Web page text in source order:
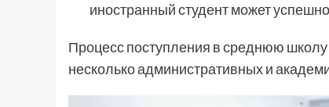
иностранный студент может
Процесс поступления в среднюю
несколько административных и